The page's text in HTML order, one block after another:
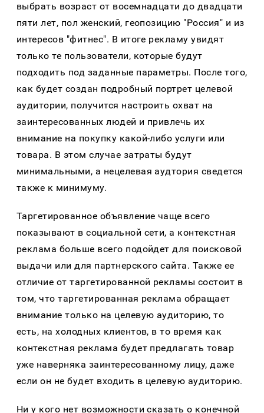
выбрать возраст от восемнадцати до двадцати
пяти лет, пол женский, геопозицию "Россия" и из
интересов "фитнес". В итоге рекламу увидят
только те пользователи, которые будут
подходить под заданные параметры. После того,
как будет создан подробный портрет целевой
аудитории, получится настроить охват на
заинтересованных людей и привлечь их
внимание на покупку какой-либо услуги или
товара. В этом случае затраты будут
минимальными, а нецелевая аудтория сведется
также к минимуму.
Таргетированное объявление чаще всего
показывают в социальной сети, а контекстная
реклама больше всего подойдет для поисковой
выдачи или для партнерского сайта. Также ее
отличие от таргетированной рекламы состоит в
том, что таргетированная реклама обращает
внимание только на целевую аудиторию, то
есть, на холодных клиентов, в то время как
контекстная реклама будет предлагать товар
уже наверняка заинтересованному лицу, даже
если он не будет входить в целевую аудиторию.
Ни у кого нет возможности сказать о конечной